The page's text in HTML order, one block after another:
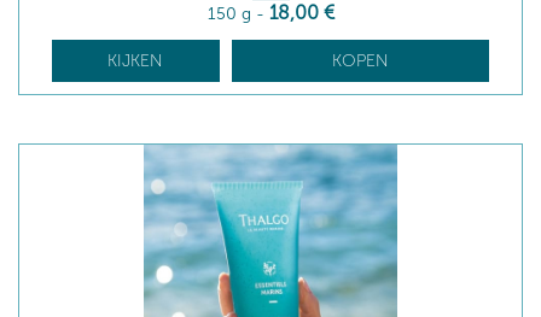
150 g - 18,00 €
KIJKEN KOPEN